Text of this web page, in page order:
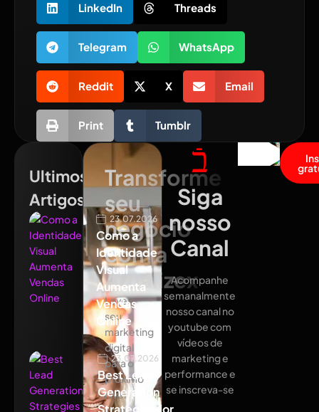
Ultimos
Artigos
23.07.2026
Como a
Identidade
Visual
Aumenta
Vendas
Online
23.07.2026
Best Lead
Generation
Strategies for
Transforme
seu
negócio
com a
Atualizex
Leve
seu
marketing
digital
para o
próximo
nível
Siga
nosso
Canal
Acompanhe
semanalmente
nosso canal no
youtube com
vídeos de
marketing e
performance e
se inscreva-se
LinkedIn Threads
Telegram WhatsApp
Reddit X Email
Print Tumblr